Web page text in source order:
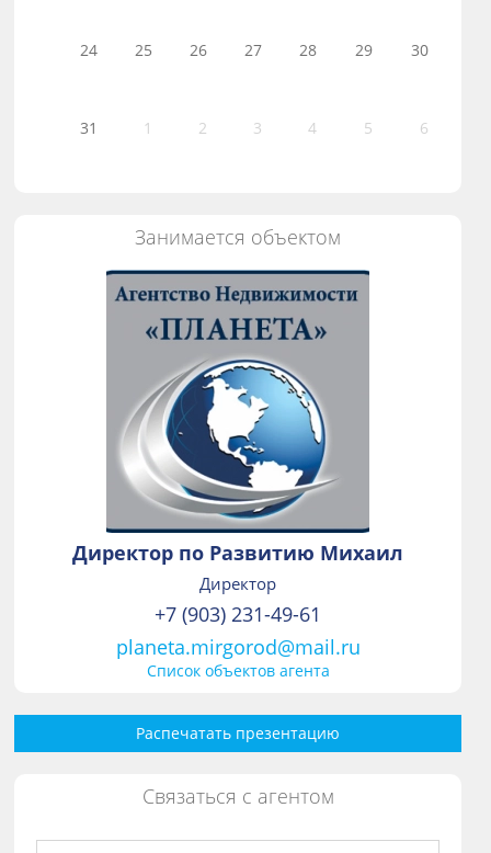
24 25 26 27 28 29 30
31 1 2 3 4 5 6
Занимается объектом
Директор по Развитию Михаил
Директор
+7 (903) 231-49-61
planeta.mirgorod@mail.ru
Список объектов агента
Распечатать презентацию
Связаться с агентом